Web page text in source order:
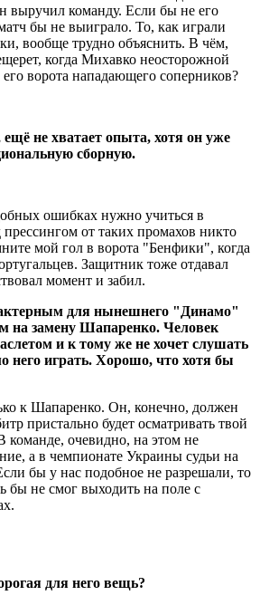
выручил команду. Если бы не его
бы не выиграло. То, как играли
вообще трудно объяснить. В чём,
когда Михавко неосторожной
ворота нападающего соперников?
не хватает опыта, хотя он уже
сборную.
ошибках нужно учиться в
от таких промахов никто
мой гол в ворота "Бенфики", когда
Защитник тоже отдавал
момент и забил.
для нынешнего "Динамо"
на замену Шапаренко. Человек
и к тому же не хочет слушать
него играть. Хорошо, что хотя бы
к Шапаренко. Он, конечно, должен
пристально будет осматривать твой
очевидно, на этом не
а в чемпионате Украины судьи на
бы у нас подобное не разрешали, то
бы не смог выходить на поле с
для него вещь?